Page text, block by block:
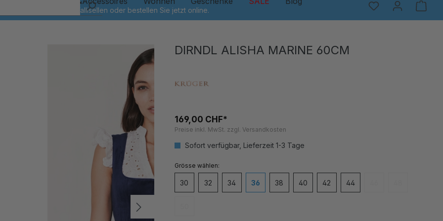
DIRNDL ALISHA MARINE 60CM
169,00 CHF*
Preise inkl. MwSt. zzgl. Versandkosten
Sofort verfügbar, Lieferzeit 1-3 Tage
Grösseauswählen
30 32 34 36 38 40 42 44